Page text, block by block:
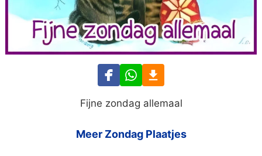
Fijne zondag allemaal
Meer Zondag Plaatjes